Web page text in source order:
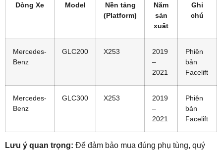
Dòng Xe Model
Nền tảng
(Platform)
Năm
sản
xuất
Ghi
chú
Mercedes-
Benz
GLC200 X253
2019
–
2021
Phiên
bản
Facelift
Mercedes-
Benz
GLC300 X253
2019
–
2021
Phiên
bản
Facelift
Lưu ý quan trọng: Để đảm bảo mua đúng phụ tùng, quý